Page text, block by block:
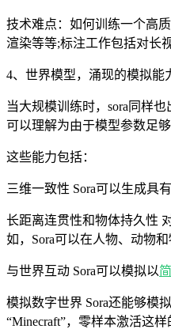
技术难点：如何训练一个高
渲染等等;标注工作包括对长
4、世界模型，涌现的模拟能
当大规模训练时，sora同样
可以理解为由于模型参数足
这些能力包括：
三维一致性 Sora可以生成具
长距离连贯性和物体持久性
如，Sora可以在人物、动物
与世界互动 Sora可以模拟以
模拟数字世界 Sora还能够模
“Minecraft”，零样本激活这样